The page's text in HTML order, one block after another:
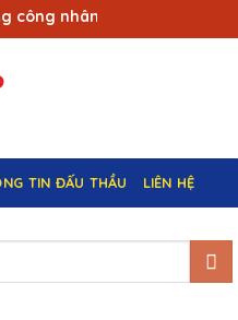
nhân Vùng mỏ - Truyền
TIN ĐẤU THẦU LIÊN HỆ